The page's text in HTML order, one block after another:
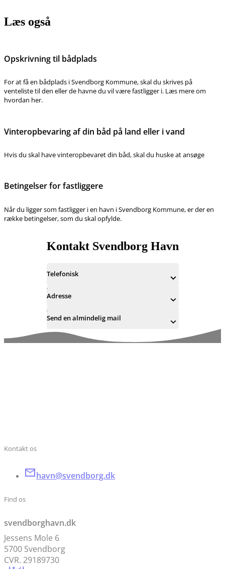
Læs også
Opskrivning til bådplads
For at få en bådplads i Svendborg Kommune, skal du skrives på
venteliste til den eller de havne du vil være fastligger i. Læs mere om
hvordan her.
Vinteropbevaring af din båd på land eller i vand
Hvis du skal have vinteropbevaret din båd, skal du huske at ansøge
Betingelser for fastliggere
Når du ligger som fastligger i en havn i Svendborg Kommune, er der en
række betingelser, som du skal opfylde.
Kontakt Svendborg Havn
Telefonisk
Adresse
Send en almindelig mail
Kontakt os
havn@svendborg.dk
Find os
svendborghavn.dk
Jessens Mole 6
5700 Svendborg
CVR. 29189730